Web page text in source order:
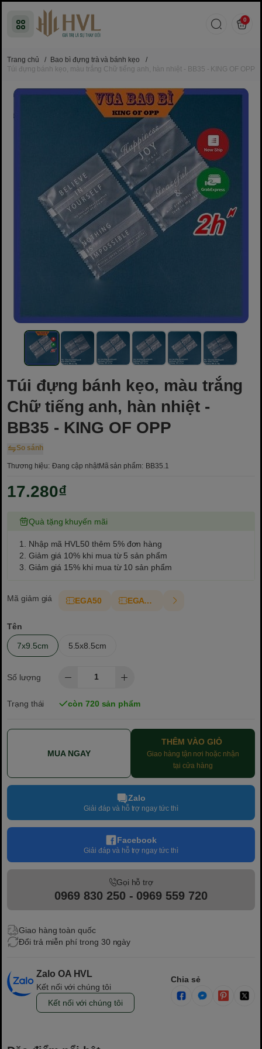
0
Trang chủ / Bao bì đựng trà và bánh kẹo
/
Túi đựng bánh kẹo, màu trắng Chữ tiếng anh, hàn nhiệt - BB35 - KING OF OPP
Túi đựng bánh kẹo, màu trắng
Chữ tiếng anh, hàn nhiệt -
BB35 - KING OF OPP
So sánh
Thương hiệu: Đang cập nhậtMã sản phẩm: BB35.1
17.280₫
Quà tặng khuyến mãi
1. Nhập mã HVL50 thêm 5% đơn hàng
2. Giảm giá 10% khi mua từ 5 sản phẩm
3. Giảm giá 15% khi mua từ 10 sản phẩm
Mã giảm giá EGA50 EGAT10
Tên
7x9.5cm 5.5x8.5cm
Số lượng
Trạng thái còn 720 sản phẩm
MUA NGAY
THÊM VÀO GIỎ
Giao hàng tận nơi hoặc nhận
tại cửa hàng
Zalo
Giải đáp và hỗ trợ ngay tức thì
Facebook
Giải đáp và hỗ trợ ngay tức thì
Gọi hỗ trợ
0969 830 250 - 0969 559 720
Giao hàng toàn quốc
Đổi trả miễn phí trong 30 ngày
Zalo OA HVL
Kết nối với chúng tôi
Kết nối với chúng tôi
Chia sẻ